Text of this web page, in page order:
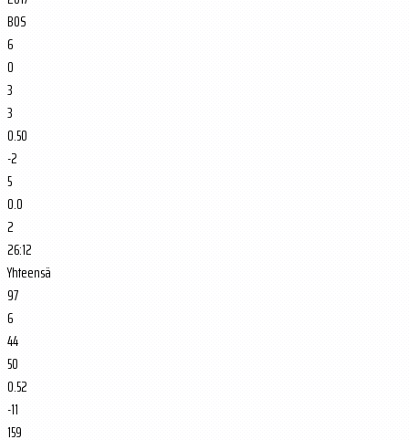
BOS
6
0
3
3
0.50
-2
5
0.0
2
26:12
Yhteensä
97
6
44
50
0.52
-11
159